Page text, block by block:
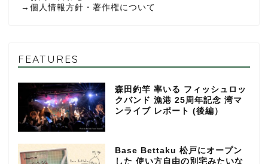
→ 個人情報方針・著作権について
FEATURES
森田釣竿 率いる フィッシュロッ
クバンド 漁港 25周年記念 湾マ
ンライブ レポート (後編）
Base Bettaku 松戸にオープン
した 使い方自由の別宅みたいな